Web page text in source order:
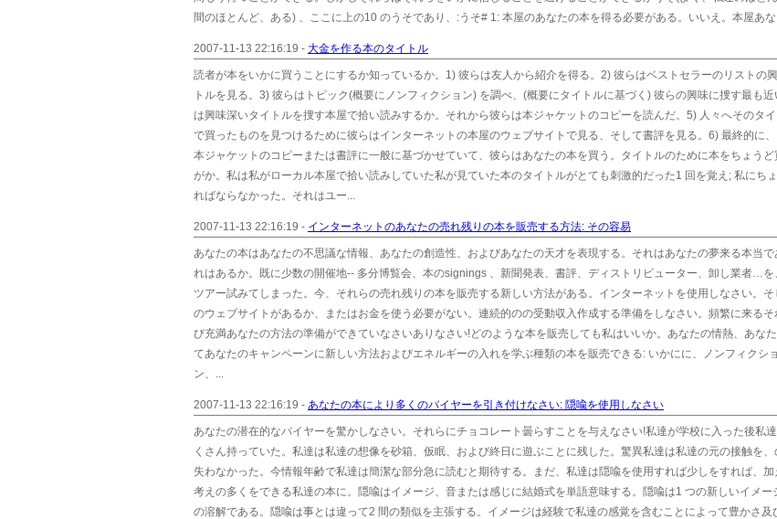
間のほとんど、ある) 、ここに上の10 のうそであり、:うそ# 1: 本屋のあなたの本を得る必要がある。いいえ。本屋あ
2007-11-13 22:16:19 - 大金を作る本のタイトル
読者が本をいかに買うことにするか知っているか。1) 彼らは友人から紹介を得る。2) 彼らはベストセラーのリストの
トルを見る。3) 彼らはトピック(概要にノンフィクション) を調べ、(概要にタイトルに基づく) 彼らの興味に捜す最も近
は興味深いタイトルを捜す本屋で拾い読みするか。それから彼らは本ジャケットのコピーを読んだ。5) 人々へそのタ
で買ったものを見つけるために彼らはインターネットの本屋のウェブサイトで見る、そして書評を見る。6) 最終的に
本ジャケットのコピーまたは書評に一般に基づかせていて、彼らはあなたの本を買う。タイトルのために本をちょうど
がか。私は私がローカル本屋で拾い読みしていた私が見ていた本のタイトルがとても刺激的だった1 回を覚え; 私にち
ればならなかった。それはユー...
2007-11-13 22:16:19 - インターネットのあなたの売れ残りの本を販売する方法: その容易
あなたの本はあなたの不思議な情報、あなたの創造性、およびあなたの天才を表現する。それはあなたの夢来る本当
れはあるか。既に少数の開催地-- 多分博覧会、本のsignings 、新聞発表、書評、ディストリビューター、卸し業者…を
ツアー試みてしまった。今、それらの売れ残りの本を販売する新しい方法がある。インターネットを使用しなさい。
のウェブサイトがあるか、またはお金を使う必要がない。連続的のの受動収入作成する準備をしなさい。頻繁に来るそ
び充満あなたの方法の準備ができていなさいありなさい!どのような本を販売しても私はいいか。あなたの情熱、あな
てあなたのキャンペーンに新しい方法およびエネルギーの入れを学ぶ種類の本を販売できる: いかにに、ノンフィクシ
ン、...
2007-11-13 22:16:19 - あなたの本により多くのバイヤーを引き付けなさい: 隠喩を使用しなさい
あなたの潜在的なバイヤーを驚かしなさい。それらにチョコレート曇らすことを与えなさい!私達が学校に入った後私
くさん持っていた。私達は私達の想像を砂箱、仮眠、および終日に遊ぶことに残した。驚異私達は私達の元の接触を、
失わなかった。今情報年齢で私達は簡潔な部分急に読むと期待する。まだ、私達は隠喩を使用すれば少しをすれば、
考えの多くをできる私達の本に。隠喩はイメージ、音または感じに結婚式を単語意味する。隠喩は1 つの新しいイメー
の溶解である。隠喩は事とは違って2 間の類似を主張する。イメージは経験で私達の感覚を含むことによって豊かさ及